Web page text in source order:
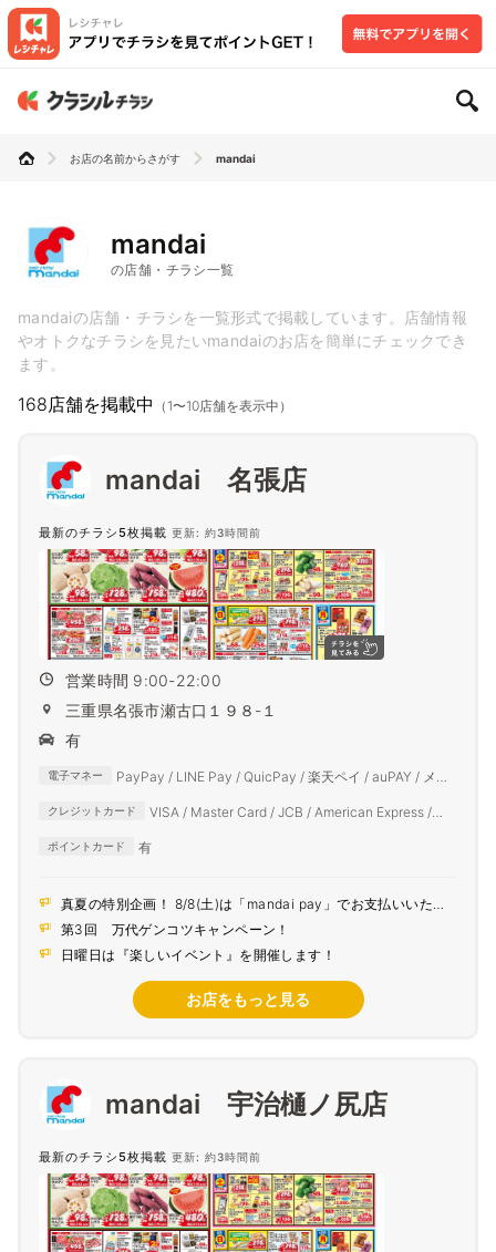
お店の名前からさがす mandai
mandai
の店舗・チラシ一覧
mandaiの店舗・チラシを一覧形式で掲載しています。店舗情報
やオトクなチラシを見たいmandaiのお店を簡単にチェックでき
ます。
168店舗を掲載中 （1〜10店舗を表示中）
mandai 名張店
最新のチラシ5枚掲載 更新: 約3時間前
営業時間 9:00-22:00
三重県名張市瀬古口１９８-１
有
電子マネー
PayPay / LINE Pay / QuicPay / 楽天ペイ / auPAY / メル
クレジットカード
VISA / Master Card / JCB / American Express /
ポイントカード 有
真夏の特別企画！ 8/8(土)は「mandai pay」でお支払いいただ
くとポイント5倍！
第3回 万代ゲンコツキャンペーン！
日曜日は『楽しいイベント』を開催します！
お店をもっと見る
mandai 宇治樋ノ尻店
最新のチラシ5枚掲載 更新: 約3時間前